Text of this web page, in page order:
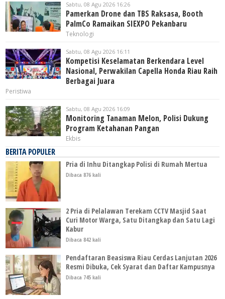
Sabtu, 08 Agu 2026 16:26
Pamerkan Drone dan TBS Raksasa, Booth
PalmCo Ramaikan SIEXPO Pekanbaru
Teknologi
Sabtu, 08 Agu 2026 16:11
Kompetisi Keselamatan Berkendara Level
Nasional, Perwakilan Capella Honda Riau Raih
Berbagai Juara
Peristiwa
Sabtu, 08 Agu 2026 16:09
Monitoring Tanaman Melon, Polisi Dukung
Program Ketahanan Pangan
Ekbis
BERITA POPULER
Pria di Inhu Ditangkap Polisi di Rumah Mertua
Dibaca 876 kali
2 Pria di Pelalawan Terekam CCTV Masjid Saat
Curi Motor Warga, Satu Ditangkap dan Satu Lagi
Kabur
Dibaca 842 kali
Pendaftaran Beasiswa Riau Cerdas Lanjutan 2026
Resmi Dibuka, Cek Syarat dan Daftar Kampusnya
Dibaca 745 kali